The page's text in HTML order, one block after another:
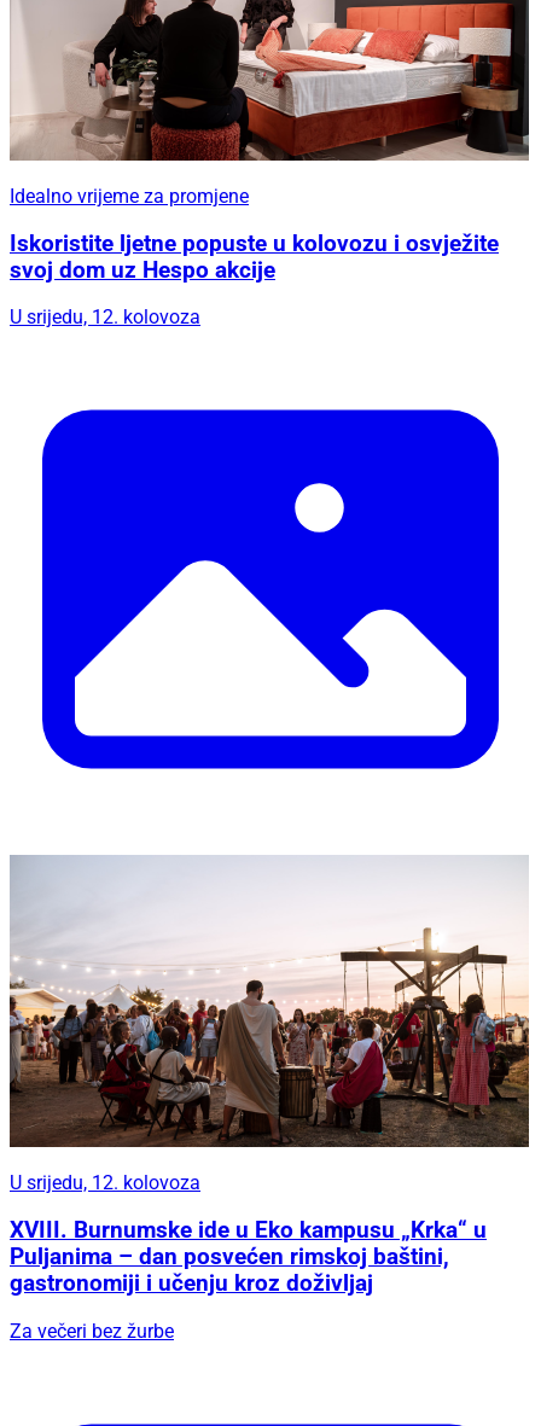
Idealno vrijeme za promjene
Iskoristite ljetne popuste u kolovozu i osvježite
svoj dom uz Hespo akcije
U srijedu, 12. kolovoza
U srijedu, 12. kolovoza
XVIII. Burnumske ide u Eko kampusu „Krka“ u
Puljanima – dan posvećen rimskoj baštini,
gastronomiji i učenju kroz doživljaj
Za večeri bez žurbe